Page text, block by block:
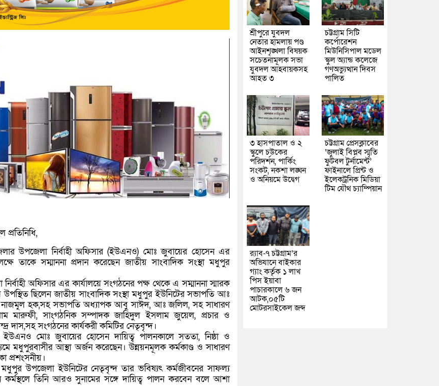
প্রতিনিধি,
উপজেলা নির্বাহী অফিসার (ইউএনও) মোঃ জুবায়ের হোসেন এর
তাকে সম্মাননা প্রদান করেছেন জাতীয় সাংবাদিক সংস্থা মধুপুর
অফিসার এর কার্যালয়ে সংগঠনের পক্ষ থেকে এ সম্মাননা স্মারক
ছিলেন জাতীয় সাংবাদিক সংস্থা মধুপুর ইউনিটের সভাপতি আঃ
নাজমুল হক,সহ সভাপতি অধ্যাপক আবু সাঈদ, আঃ জলিল, সহ সাধারণ
মারুফী, সাংগঠনিক সম্পাদক জাহিদুল ইসলাম জুয়েল, প্রচার ও
দাস,সহ সংগঠনের কার্যকরী কমিটির নেতৃবৃন্দ।
মোঃ জুবায়ের হোসেন দায়িত্ব পালনকালে সততা, নিষ্ঠা ও
মধুপুরবাসীর আস্থা অর্জন করেছেন। উন্নয়নমূলক কর্মকাণ্ড ও সাধারণ
প্রশংসনীয়।
মধুপুর উপজেলা ইউনিটের নেতৃবৃন্দ তার ভবিষ্যৎ কর্মজীবনের সাফল্য
তিনি আরও সুনামের সঙ্গে দায়িত্ব পালন করবেন বলে আশা
শ্রীপুরে যুবদল
নেতার হামলায় পণ্ড
আইনশৃঙ্খলা বিষয়ক
সচেতনামূলক সভা
যুবদল আহবায়কসহ
আহত ৩
চট্টগ্রাম সিটি
কর্পোরেশন
মিউনিসিপাল মডেল
স্কুল অ্যান্ড কলেজে
গণঅভ্যুত্থান দিবস
পালিত
৩ হাসপাতাল ও ২
স্কুলে চউকের
পরিদর্শন, পার্কিং
সংকট, নকশা লঙ্ঘন
ও অনিয়মে উদ্বেগ
চট্টগ্রাম প্রেসক্লাবের
‘জুলাই বিপ্লব স্মৃতি
ফুটবল টুর্নামেন্ট’
ফাইনালে প্রিন্ট ও
ইলেকট্রনিক মিডিয়া
টিম যৌথ চ্যাম্পিয়ান
র‌্যাব-৭ চট্টগ্রাম’র
অভিযানে বাইকার
গ্যাং কর্তৃক ১ লাখ
পিস ইয়াবা
পাচারকালে ৬ জন
আটক,০৫টি
মোটরসাইকেল জব্দ